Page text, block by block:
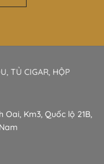
TỦ CIGAR, HỘP
Km3, Quốc lộ 21B,